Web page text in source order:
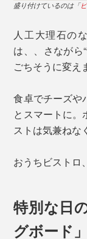
盛り付けているのは「
人工大理石の
は、、さながら
ごちそうに変え
食卓でチーズや
とスマートに。
ストは気兼ねな
おうちビストロ
特別な日
グボード」